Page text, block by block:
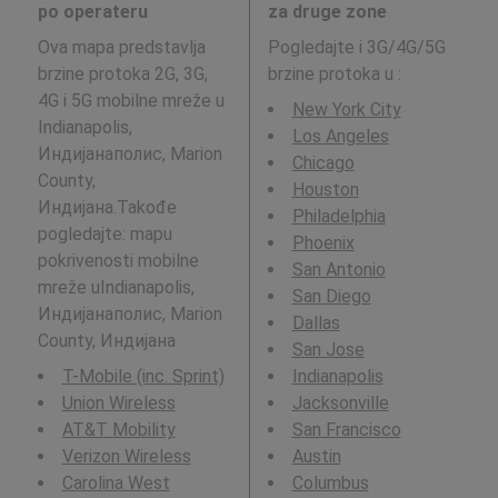
po operateru
Ova mapa predstavlja
brzine protoka 2G, 3G,
4G i 5G mobilne mreže u
Indianapolis,
Индијанаполис, Marion
County,
Индијана.Takođe
pogledajte: mapu
pokrivenosti mobilne
mreže uIndianapolis,
Индијанаполис, Marion
County, Индијана
T-Mobile (inc. Sprint)
Union Wireless
AT&T Mobility
Verizon Wireless
Carolina West
za druge zone
Pogledajte i 3G/4G/5G
brzine protoka u :
New York City
Los Angeles
Chicago
Houston
Philadelphia
Phoenix
San Antonio
San Diego
Dallas
San Jose
Indianapolis
Jacksonville
San Francisco
Austin
Columbus